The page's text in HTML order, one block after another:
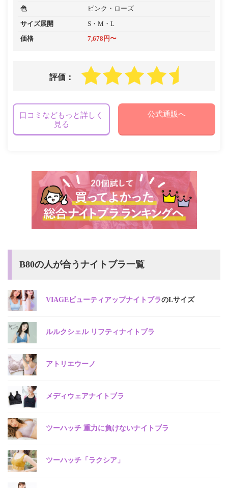
色
ピンク
ローズ
サイズ展開
S・M・L
価格
7,678円〜
評価：
口コミなどもっと詳しく
見る
公式通販へ
B80の人が合うナイトブラ一覧
VIAGEビューティアップナイトブラのLサイズ
ルルクシェル リフティナイトブラ
アトリエウーノ
メディウェアナイトブラ
ツーハッチ 重力に負けないナイトブラ
ツーハッチ「ラクシア」